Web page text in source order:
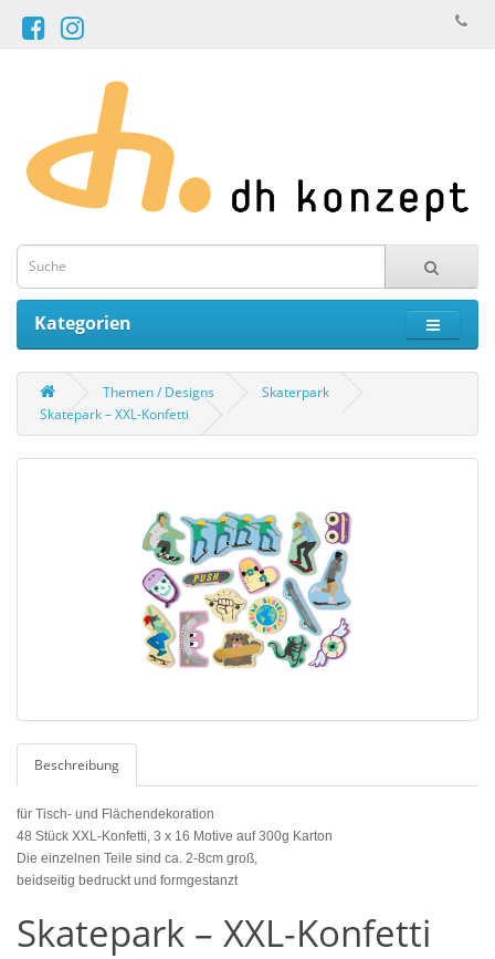
Kategorien
Themen / Designs
Skaterpark
Skatepark – XXL-Konfetti
Beschreibung
für Tisch- und Flächendekoration
48 Stück XXL-Konfetti, 3 x 16 Motive auf 300g Karton
Die einzelnen Teile sind ca. 2-8cm groß,
beidseitig bedruckt und formgestanzt
Skatepark – XXL-Konfetti